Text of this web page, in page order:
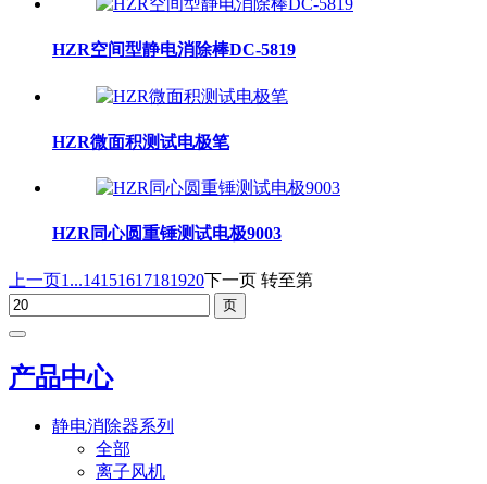
HZR空间型静电消除棒DC-5819
HZR微面积测试电极笔
HZR同心圆重锤测试电极9003
上一页1...14151617181920下一页 转至第
产品中心
静电消除器系列
全部
离子风机